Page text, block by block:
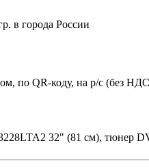
в города России
по QR-коду, на р/с (без
32" (81 см), тюнер